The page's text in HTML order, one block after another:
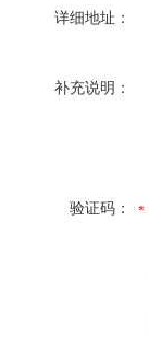
详细地址：
补充说明：
验证码：